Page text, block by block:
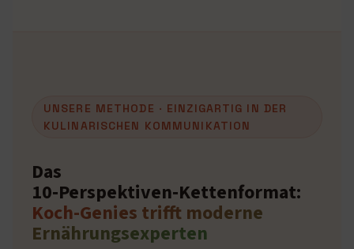
UNSERE METHODE · EINZIGARTIG IN DER
KULINARISCHEN KOMMUNIKATION
Das
10‑Perspektiven‑Kettenformat:
Koch-Genies trifft moderne
Ernährungsexperten